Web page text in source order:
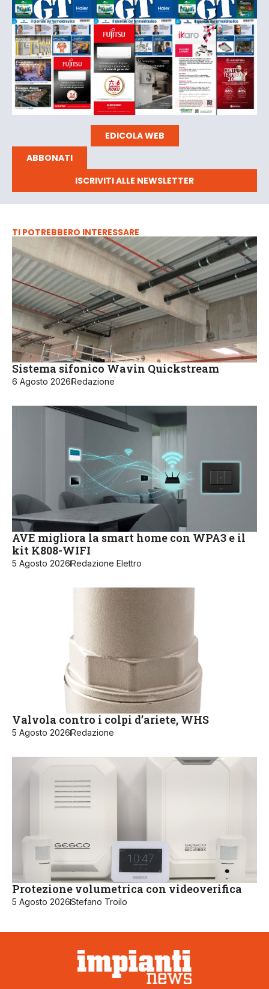
EDICOLA WEB
ABBONATI
ISCRIVITI ALLE NEWSLETTER
TI POTREBBERO INTERESSARE
Sistema sifonico Wavin Quickstream
6 Agosto 2026Redazione
AVE migliora la smart home con WPA3 e il
kit K808-WIFI
5 Agosto 2026Redazione Elettro
Valvola contro i colpi d’ariete, WHS
5 Agosto 2026Redazione
Protezione volumetrica con videoverifica
5 Agosto 2026Stefano Troilo